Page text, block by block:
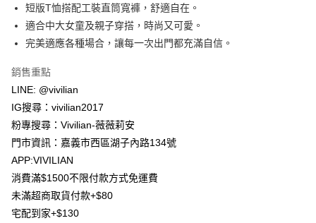
上海商業儲蓄銀行
台北富邦商業銀行
國泰世華商業銀行
兆豐國際商業銀行
臺灣中小企業銀行
台中商業銀行
聯邦商業銀行
台新國際商業銀行
台灣樂天信用卡公司
LINE Pay
Apple Pay
悠遊付
Google Pay
大哥付你分期
相關說明
【大哥付你分期使用說明】
2.付款方式選擇「大哥付你分期」，訂單成立後會自動跳轉到大哥付的交易
流程，驗證手機門號後，選擇欲分期的期數、繳款截止日，確認付款後即完
AFTEE先享後付
相關說明
【關於「AFTEE先享後付」】
短版T恤搭配工裝直筒寬褲，舒適自在。
適合中大女童及親子穿搭，時尚又可愛。
完美適應各種場合，讓每一次出門都充滿自信。
銷售重點
LINE: @vivilian
IG搜尋：vivilian2017
粉專搜尋：Vivilian-薇薇莉安
門市資訊：嘉義市西區湖子內路134號
APP:VIVILIAN
消費滿$1500不限付款方式免運費
未滿超商取貨付款+$80
宅配到家+$130